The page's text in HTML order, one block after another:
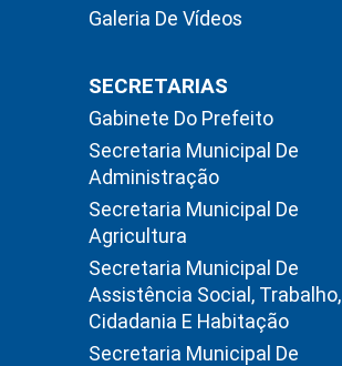
Galeria De Vídeos
SECRETARIAS
Gabinete Do Prefeito
Secretaria Municipal De
Administração
Secretaria Municipal De
Agricultura
Secretaria Municipal De
Assistência Social, Trabalho,
Cidadania E Habitação
Secretaria Municipal De